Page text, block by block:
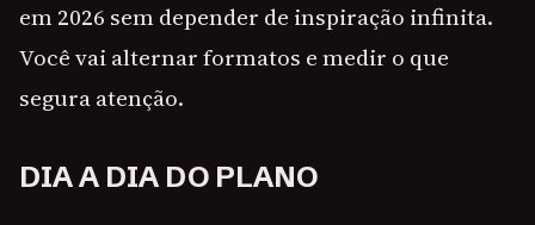
em 2026 sem depender de inspiração infinita.
Você vai alternar formatos e medir o que
segura atenção.
DIA A DIA DO PLANO